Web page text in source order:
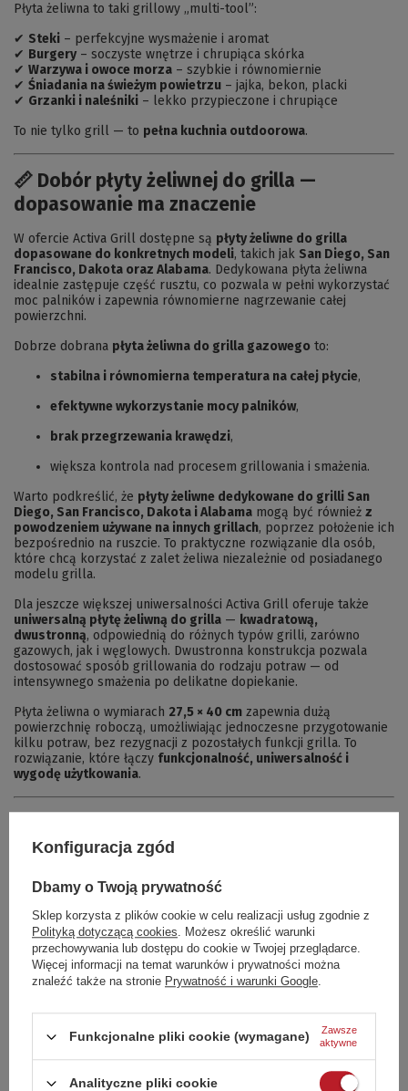
Płyta żeliwna to taki grillowy „multi-tool”:
✔ Steki – perfekcyjne wysmażenie i aromat
✔ Burgery – soczyste wnętrze i chrupiąca skórka
✔ Warzywa i owoce morza – szybkie i równomiernie
✔ Śniadania na świeżym powietrzu – jajka, bekon, placki
✔ Grzanki i naleśniki – lekko przypieczone i chrupiące
To nie tylko grill — to pełna kuchnia outdoorowa.
📏 Dobór płyty żeliwnej do grilla —
dopasowanie ma znaczenie
W ofercie Activa Grill dostępne są płyty żeliwne do grilla
dopasowane do konkretnych modeli, takich jak San Diego, San
Francisco, Dakota oraz Alabama. Dedykowana płyta żeliwna
idealnie zastępuje część rusztu, co pozwala w pełni wykorzystać
moc palników i zapewnia równomierne nagrzewanie całej
powierzchni.
Dobrze dobrana płyta żeliwna do grilla gazowego to:
stabilna i równomierna temperatura na całej płycie,
efektywne wykorzystanie mocy palników,
brak przegrzewania krawędzi,
większa kontrola nad procesem grillowania i smażenia.
Warto podkreślić, że płyty żeliwne dedykowane do grilli San
Diego, San Francisco, Dakota i Alabama mogą być również z
powodzeniem używane na innych grillach, poprzez położenie ich
bezpośrednio na ruszcie. To praktyczne rozwiązanie dla osób,
które chcą korzystać z zalet żeliwa niezależnie od posiadanego
modelu grilla.
Dla jeszcze większej uniwersalności Activa Grill oferuje także
uniwersalną płytę żeliwną do grilla — kwadratową,
dwustronną, odpowiednią do różnych typów grilli, zarówno
gazowych, jak i węglowych. Dwustronna konstrukcja pozwala
dostosować sposób grillowania do rodzaju potraw — od
intensywnego smażenia po delikatne dopiekanie.
Płyta żeliwna o wymiarach 27,5 × 40 cm zapewnia dużą
powierzchnię roboczą, umożliwiając jednoczesne przygotowanie
kilku potraw, bez rezygnacji z pozostałych funkcji grilla. To
rozwiązanie, które łączy funkcjonalność, uniwersalność i
wygodę użytkowania.
Płyta żeliwna jest wytrzymała, ale wymaga odrobiny troski:
🧼 Po grillowaniu usuń resztki jedzenia, póki płyta jest jeszcze
🫧 Nie myj w zmywarce – używaj ciepłej wody i szczotki
🥄 Po wysuszeniu posmaruj powierzchnię olejem – to
zapobiegnie rdzewieniu
⛅ Przechowuj w suchym miejscu
latami i zyska naturalną powłokę nieprzywierającą.
🧠 Podsumowanie
Konfiguracja zgód
Dbamy o Twoją prywatność
Sklep korzysta z plików cookie w celu realizacji usług zgodnie z
Polityką dotyczącą cookies. Możesz określić warunki
przechowywania lub dostępu do cookie w Twojej przeglądarce.
Więcej informacji na temat warunków i prywatności można
znaleźć także na stronie Prywatność i warunki Google.
Funkcjonalne pliki cookie (wymagane)
Zawsze
aktywne
Analityczne pliki cookie